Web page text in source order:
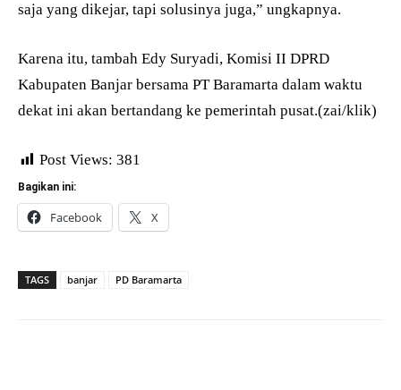
saja yang dikejar, tapi solusinya juga,” ungkapnya.
Karena itu, tambah Edy Suryadi, Komisi II DPRD
Kabupaten Banjar bersama PT Baramarta dalam waktu
dekat ini akan bertandang ke pemerintah pusat.(zai/klik)
Post Views: 381
Bagikan ini:
Facebook X
TAGS banjar PD Baramarta